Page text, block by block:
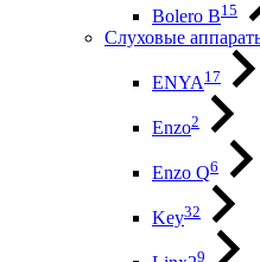
Bolero B15
Слуховые
ENYA17
Enzo2
Enzo Q6
Key32
9